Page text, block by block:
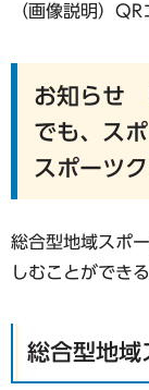
（画像説明）
お知らせ
でも、ス
スポーツ
総合型地域スポ
しむことができ
総合型地域